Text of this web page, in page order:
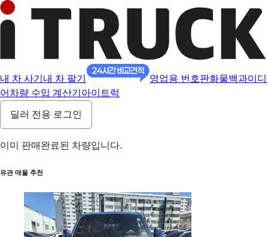
내 차 사기 내 차 팔기 영업용 번호판화물백과미디
어 차량 수입 계산기 아이트럭
딜러 전용 로그인
이미 판매완료된 차량입니다.
유관 매물 추천